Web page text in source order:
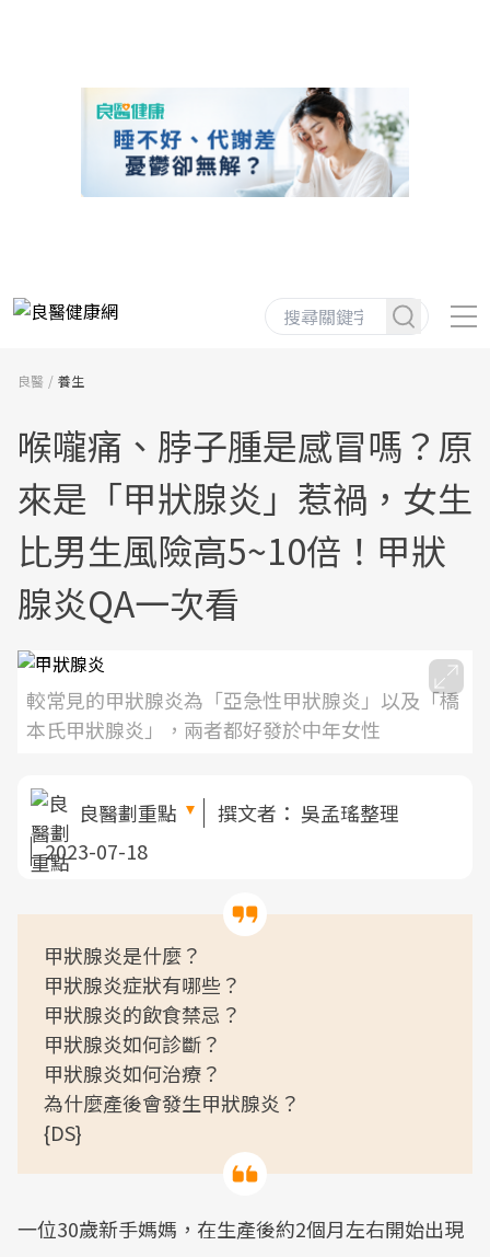
良醫 養生
喉嚨痛、脖子腫是感冒嗎？原
來是「甲狀腺炎」惹禍，女生
比男生風險高5~10倍！甲狀
腺炎QA一次看
較常見的甲狀腺炎為「亞急性甲狀腺炎」以及「橋
本氏甲狀腺炎」，兩者都好發於中年女性
良醫劃重點 撰文者： 吳孟瑤整理
2023-07-18
甲狀腺炎是什麼？
甲狀腺炎症狀有哪些？
甲狀腺炎的飲食禁忌？
甲狀腺炎如何診斷？
甲狀腺炎如何治療？
為什麼產後會發生甲狀腺炎？
{DS}
一位30歲新手媽媽，在生產後約2個月左右開始出現